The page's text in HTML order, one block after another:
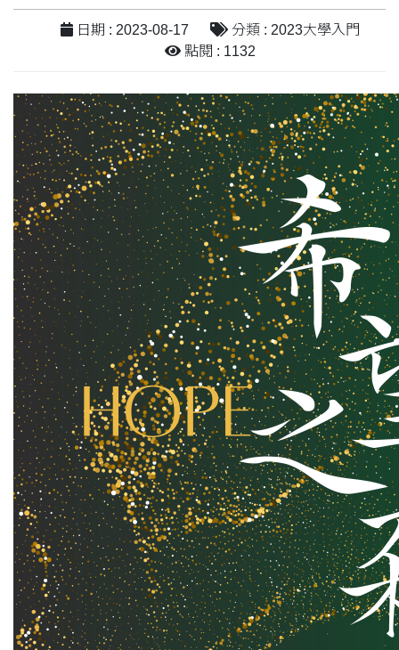
日期 : 2023-08-17
分類 : 2023大學入門
點閱 : 1132